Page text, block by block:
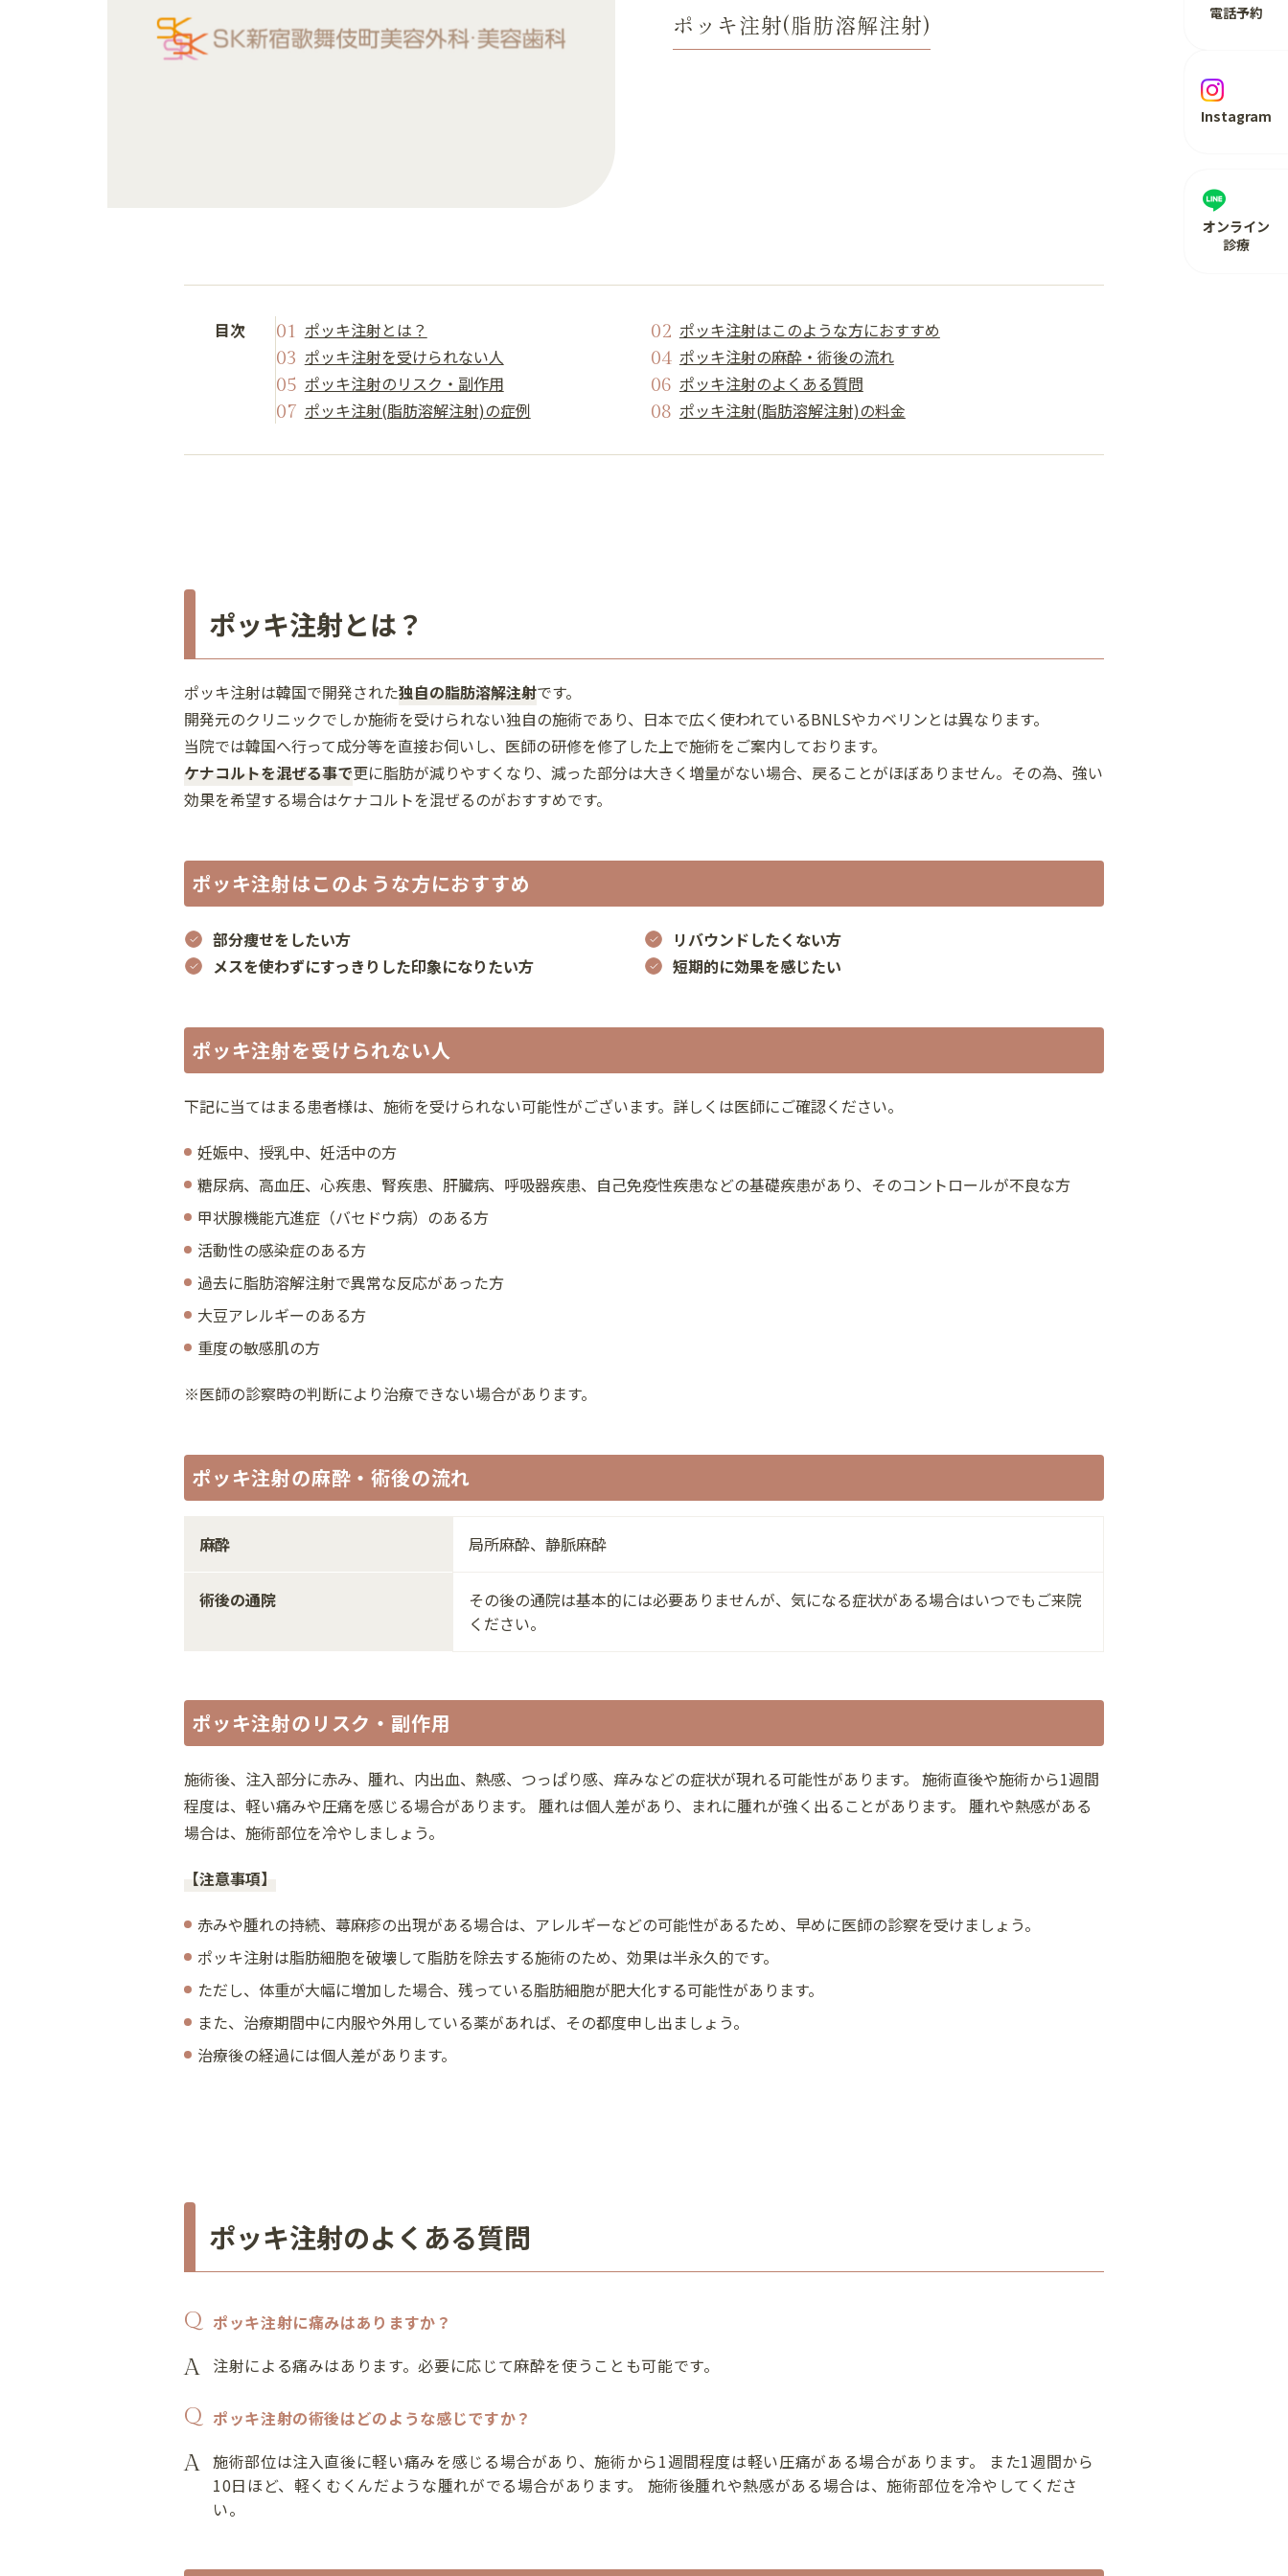
Instagram
電話予約
オンライン
診療
ポッキ注射(脂肪溶解注射)
目次 ポッキ注射とは？
ポッキ注射はこのような方におすすめ
ポッキ注射を受けられない人
ポッキ注射の麻酔・術後の流れ
ポッキ注射のリスク・副作用
ポッキ注射のよくある質問
ポッキ注射(脂肪溶解注射)の症例
ポッキ注射(脂肪溶解注射)の料金
ポッキ注射とは？
ポッキ注射は韓国で開発された独自の脂肪溶解注射です。
開発元のクリニックでしか施術を受けられない独自の施術であり、日本で広く使われているBNLSやカベリンとは異なります。
当院では韓国へ行って成分等を直接お伺いし、医師の研修を修了した上で施術をご案内しております。
ケナコルトを混ぜる事で更に脂肪が減りやすくなり、減った部分は大きく増量がない場合、戻ることがほぼありません。その為、強い
効果を希望する場合はケナコルトを混ぜるのがおすすめです。
ポッキ注射はこのような方におすすめ
部分痩せをしたい方
リバウンドしたくない方
メスを使わずにすっきりした印象になりたい方
短期的に効果を感じたい
ポッキ注射を受けられない人
下記に当てはまる患者様は、施術を受けられない可能性がございます。詳しくは医師にご確認ください。
妊娠中、授乳中、妊活中の方
糖尿病、高血圧、心疾患、腎疾患、肝臓病、呼吸器疾患、自己免疫性疾患などの基礎疾患があり、そのコントロールが不良な方
甲状腺機能亢進症（バセドウ病）のある方
活動性の感染症のある方
過去に脂肪溶解注射で異常な反応があった方
大豆アレルギーのある方
重度の敏感肌の方
※医師の診察時の判断により治療できない場合があります。
ポッキ注射の麻酔・術後の流れ
麻酔 局所麻酔、静脈麻酔
術後の通院
その後の通院は基本的には必要ありませんが、気になる症状がある場合はいつでもご来院
ください。
ポッキ注射のリスク・副作用
施術後、注入部分に赤み、腫れ、内出血、熱感、つっぱり感、痒みなどの症状が現れる可能性があります。 施術直後や施術から1週間
程度は、軽い痛みや圧痛を感じる場合があります。 腫れは個人差があり、まれに腫れが強く出ることがあります。 腫れや熱感がある
場合は、施術部位を冷やしましょう。
【注意事項】
赤みや腫れの持続、蕁麻疹の出現がある場合は、アレルギーなどの可能性があるため、早めに医師の診察を受けましょう。
ポッキ注射は脂肪細胞を破壊して脂肪を除去する施術のため、効果は半永久的です。
ただし、体重が大幅に増加した場合、残っている脂肪細胞が肥大化する可能性があります。
また、治療期間中に内服や外用している薬があれば、その都度申し出ましょう。
治療後の経過には個人差があります。
ポッキ注射のよくある質問
ポッキ注射に痛みはありますか？
注射による痛みはあります。必要に応じて麻酔を使うことも可能です。
ポッキ注射の術後はどのような感じですか？
施術部位は注入直後に軽い痛みを感じる場合があり、施術から1週間程度は軽い圧痛がある場合があります。 また1週間から
10日ほど、軽くむくんだような腫れがでる場合があります。 施術後腫れや熱感がある場合は、施術部位を冷やしてくださ
い。